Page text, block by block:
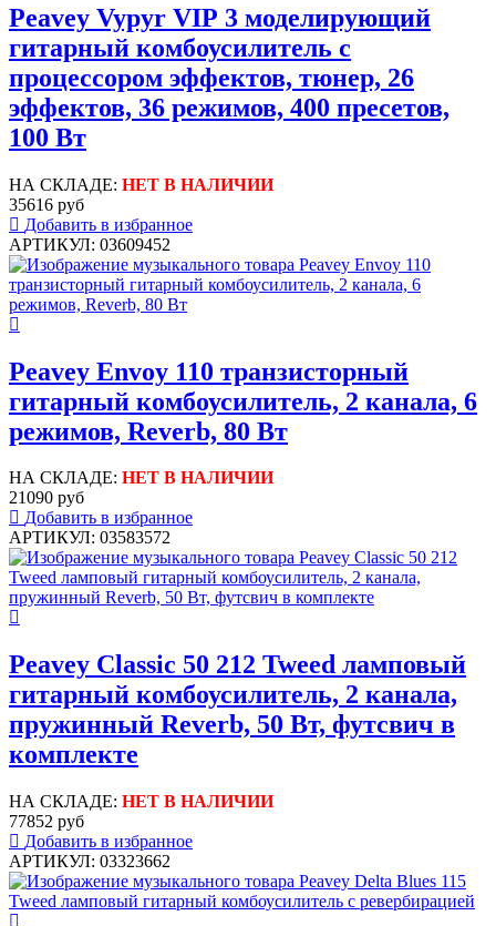
Peavey Vypyr VIP 3 моделирующий
гитарный комбоусилитель с
процессором эффектов, тюнер, 26
эффектов, 36 режимов, 400 пресетов,
100 Вт
НА СКЛАДЕ: НЕТ В НАЛИЧИИ
35616 руб
Добавить в избранное
АРТИКУЛ: 03609452
Peavey Envoy 110 транзисторный
гитарный комбоусилитель, 2 канала, 6
режимов, Reverb, 80 Вт
НА СКЛАДЕ: НЕТ В НАЛИЧИИ
21090 руб
Добавить в избранное
АРТИКУЛ: 03583572
Peavey Classic 50 212 Tweed ламповый
гитарный комбоусилитель, 2 канала,
пружинный Reverb, 50 Вт, футсвич в
комплекте
НА СКЛАДЕ: НЕТ В НАЛИЧИИ
77852 руб
Добавить в избранное
АРТИКУЛ: 03323662